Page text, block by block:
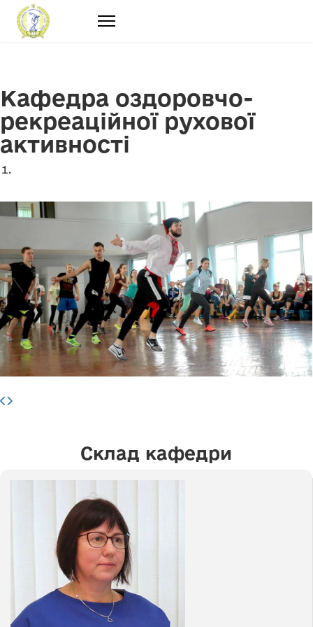
Кафедра оздоровчо-
рекреаційної рухової
активності
Склад кафедри